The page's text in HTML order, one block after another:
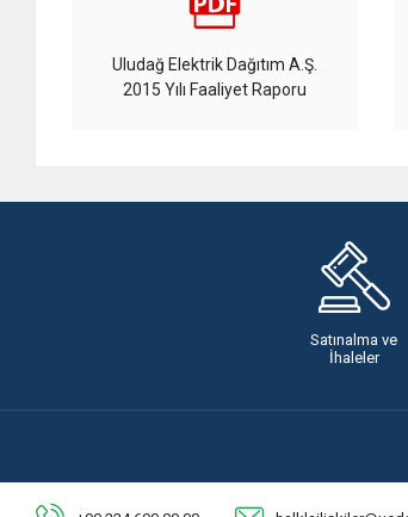
Uludağ Elektrik Dağıtım A.Ş.
2015 Yılı Faaliyet Raporu
Satınalma ve
İhaleler